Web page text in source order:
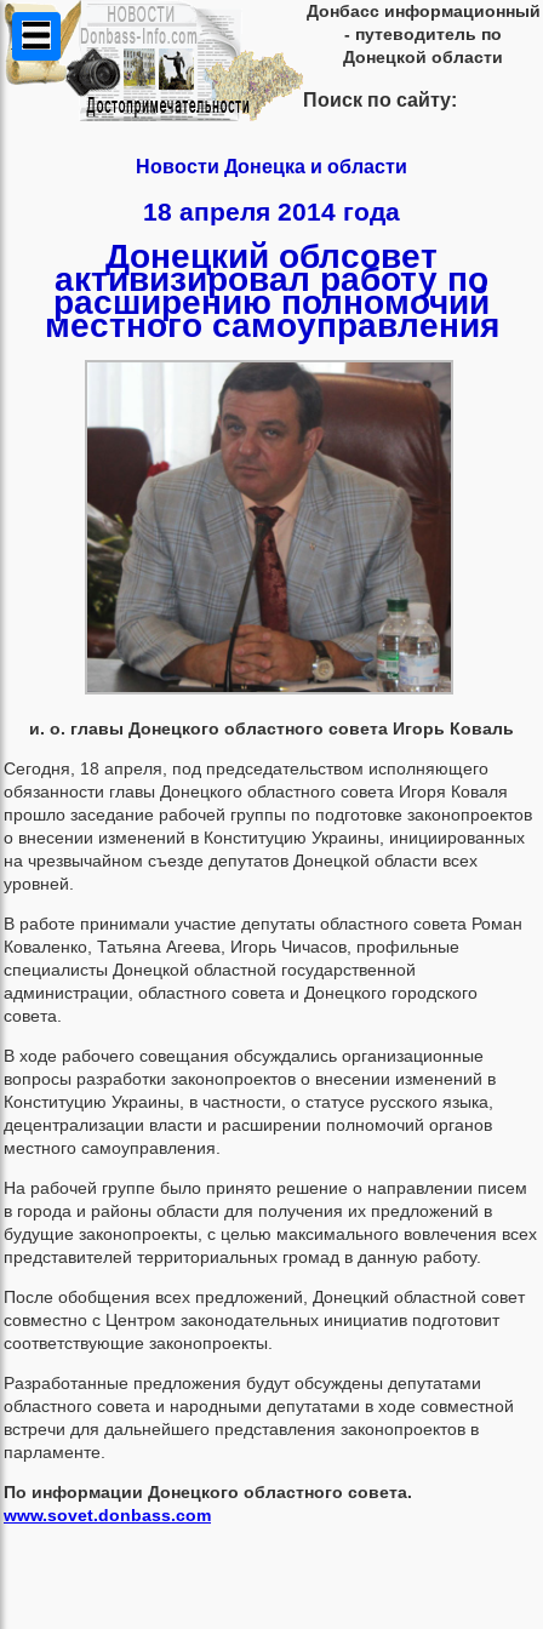
Донбасс информационный
- путеводитель по
Донецкой области
Поиск по сайту:
Новости Донецка и области
18 апреля 2014 года
Донецкий облсовет
активизировал работу по
расширению полномочий
местного самоуправления
и. о. главы Донецкого областного совета Игорь Коваль
Сегодня, 18 апреля, под председательством исполняющего
обязанности главы Донецкого областного совета Игоря Коваля
прошло заседание рабочей группы по подготовке законопроектов
о внесении изменений в Конституцию Украины, инициированных
на чрезвычайном съезде депутатов Донецкой области всех
уровней.
В работе принимали участие депутаты областного совета Роман
Коваленко, Татьяна Агеева, Игорь Чичасов, профильные
специалисты Донецкой областной государственной
администрации, областного совета и Донецкого городского
совета.
В ходе рабочего совещания обсуждались организационные
вопросы разработки законопроектов о внесении изменений в
Конституцию Украины, в частности, о статусе русского языка,
децентрализации власти и расширении полномочий органов
местного самоуправления.
На рабочей группе было принято решение о направлении писем
в города и районы области для получения их предложений в
будущие законопроекты, с целью максимального вовлечения всех
представителей территориальных громад в данную работу.
После обобщения всех предложений, Донецкий областной совет
совместно с Центром законодательных инициатив подготовит
соответствующие законопроекты.
Разработанные предложения будут обсуждены депутатами
областного совета и народными депутатами в ходе совместной
встречи для дальнейшего представления законопроектов в
парламенте.
По информации Донецкого областного совета.
www.sovet.donbass.com